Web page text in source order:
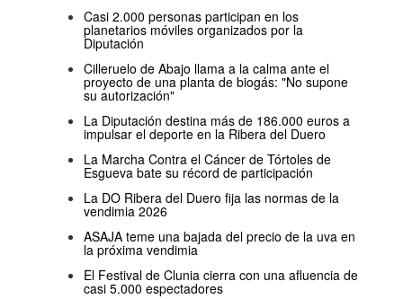
Casi 2.000 personas participan en los
planetarios móviles organizados por la
Diputación
Cilleruelo de Abajo llama a la calma ante el
proyecto de una planta de biogás: "No supone
su autorización"
La Diputación destina más de 186.000 euros a
impulsar el deporte en la Ribera del Duero
La Marcha Contra el Cáncer de Tórtoles de
Esgueva bate su récord de participación
La DO Ribera del Duero fija las normas de la
vendimia 2026
ASAJA teme una bajada del precio de la uva en
la próxima vendimia
El Festival de Clunia cierra con una afluencia de
casi 5.000 espectadores